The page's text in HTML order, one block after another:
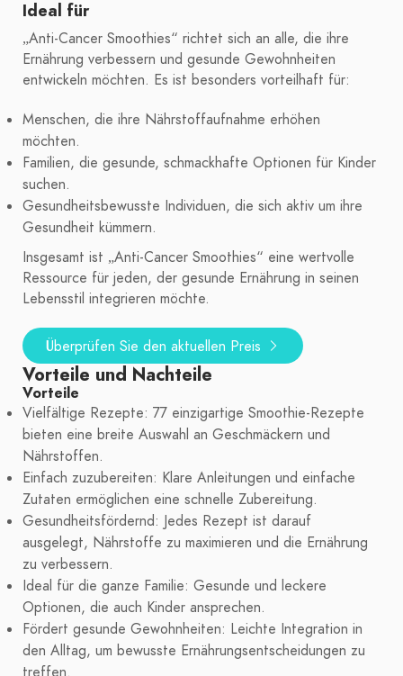
Ideal für
„Anti-Cancer Smoothies“ richtet sich an alle, die ihre
Ernährung verbessern und gesunde Gewohnheiten
entwickeln möchten. Es ist besonders vorteilhaft für:
Menschen, die ihre Nährstoffaufnahme erhöhen
möchten.
Familien, die gesunde, schmackhafte Optionen für Kinder
suchen.
Gesundheitsbewusste Individuen, die sich aktiv um ihre
Gesundheit kümmern.
Insgesamt ist „Anti-Cancer Smoothies“ eine wertvolle
Ressource für jeden, der gesunde Ernährung in seinen
Lebensstil integrieren möchte.
Überprüfen Sie den aktuellen Preis
Vorteile und Nachteile
Vorteile
Vielfältige Rezepte: 77 einzigartige Smoothie-Rezepte
bieten eine breite Auswahl an Geschmäckern und
Nährstoffen.
Einfach zuzubereiten: Klare Anleitungen und einfache
Zutaten ermöglichen eine schnelle Zubereitung.
Gesundheitsfördernd: Jedes Rezept ist darauf
ausgelegt, Nährstoffe zu maximieren und die Ernährung
zu verbessern.
Ideal für die ganze Familie: Gesunde und leckere
Optionen, die auch Kinder ansprechen.
Fördert gesunde Gewohnheiten: Leichte Integration in
den Alltag, um bewusste Ernährungsentscheidungen zu